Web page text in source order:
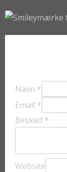
Navn *
Email *
Besked *
Website